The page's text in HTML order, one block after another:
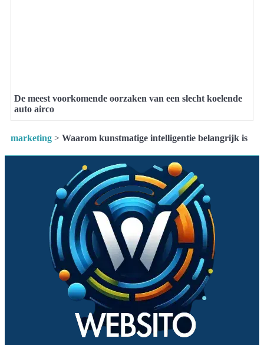
De meest voorkomende oorzaken van een slecht koelende
auto airco
marketing > Waarom kunstmatige intelligentie belangrijk is